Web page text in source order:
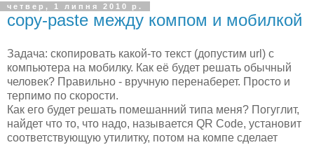
четвер, 1 липня 2010 р.
copy-paste между компом и мобилкой
Задача: скопировать какой-то текст (допустим url) c
компьютера на мобилку. Как её будет решать обычный
человек? Правильно - вручную перенаберет. Просто и
терпимо по скорости.
Как его будет решать помешанний типа меня? Погуглит,
найдет что то, что надо, называется QR Code, установит
соответствующую утилитку, потом на компе сделает